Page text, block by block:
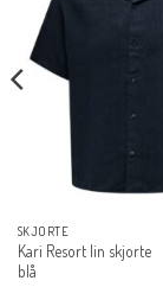
SKJORTE
Kari Resort lin skjorte
blå